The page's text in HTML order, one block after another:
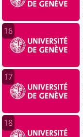
16
17
18